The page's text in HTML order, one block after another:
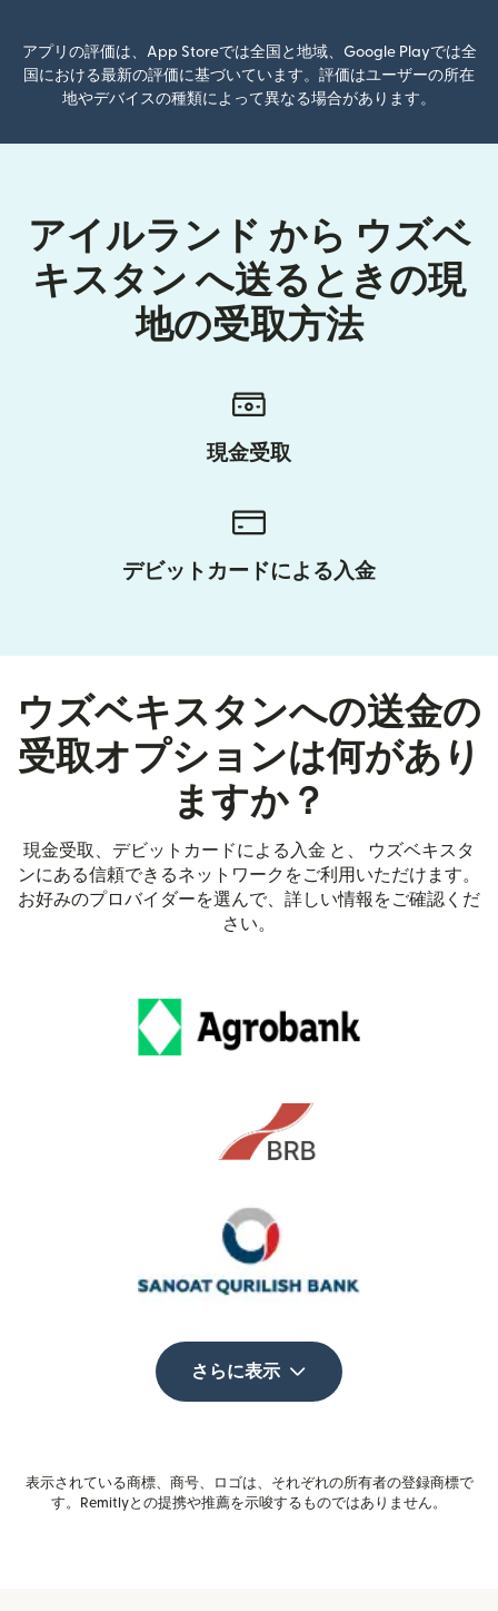
アプリの評価は、App Storeでは全国と地域、Google Playでは全
国における最新の評価に基づいています。評価はユーザーの所在
地やデバイスの種類によって異なる場合があります。
アイルランド から ウズベ
キスタン へ送るときの現
地の受取方法
現金受取
デビットカードによる入金
ウズベキスタンへの送金の
受取オプションは何があり
ますか？
現金受取、デビットカードによる入金 と、 ウズベキスタ
ンにある信頼できるネットワークをご利用いただけます。
お好みのプロバイダーを選んで、詳しい情報をご確認くだ
さい。
さらに表示
表示されている商標、商号、ロゴは、それぞれの所有者の登録商標で
す。Remitlyとの提携や推薦を示唆するものではありません。